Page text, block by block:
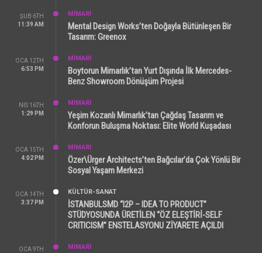
ŞUB 6TH
11:39 AM
MİMARİ
Mental Design Works’ten Doğayla Bütünleşen Bir
Tasarım: Greenox
OCA 12TH
6:53 PM
MİMARİ
Boytorun Mimarlık’tan Yurt Dışında İlk Mercedes-
Benz Showroom Dönüşüm Projesi
NIS 16TH
1:29 PM
MİMARİ
Yeşim Kozanlı Mimarlık’tan Çağdaş Tasarım ve
Konforun Buluşma Noktası: Elite World Kuşadası
OCA 15TH
4:02 PM
MİMARİ
Özer\Ürger Architects’ten Bağcılar’da Çok Yönlü Bir
Sosyal Yaşam Merkezi
OCA 14TH
3:37 PM
KÜLTÜR-SANAT
İSTANBULSMD “I2P – IDEA TO PRODUCT”
STÜDYOSUNDA ÜRETİLEN “ÖZ ELEŞTİRİ-SELF
CRITICISM” ENSTELASYONU ZİYARETE AÇILDI
OCA 9TH
MİMARİ